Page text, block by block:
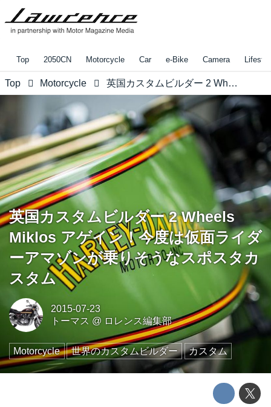
Top 2050CN Motorcycle Car e-Bike Camera
Top Motorcycle 英国カスタムビルダー 2 Wheels Miklos アゲイン！今度は仮面ライダーアマゾンが乗りそうなスポスタカスタム
英国カスタムビルダー 2 Wheels
Miklos アゲイン！今度は仮面ライダ
ーアマゾンが乗りそうなスポスタカ
スタム
2015-07-23
トーマス @ ロレンス編集部
Motorcycle 世界のカスタムビルダー カスタム